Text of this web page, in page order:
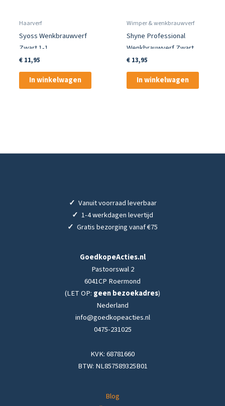
Haarverf
Syoss Wenkbrauwverf
Zwart 1-1
€11,95
In winkelwagen
Wimper & wenkbrauwverf
Shyne Professional
Wenkbrauwverf Zwart
€13,95
In winkelwagen
✓ Vanuit voorraad leverbaar
✓ 1-4 werkdagen levertijd
✓ Gratis bezorging vanaf €75
GoedkopeActies.nl
Pastoorswal 2
6041CP Roermond
(LET OP: geen bezoekadres)
Nederland
info@goedkopeacties.nl
0475-231025
KVK: 68781660
BTW: NL857589325B01
Blog